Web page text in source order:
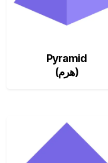
Pyramid
(هرم)